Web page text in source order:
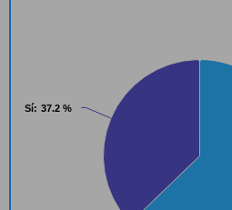
Sí: 37.2 %
Sí: 37.2 %